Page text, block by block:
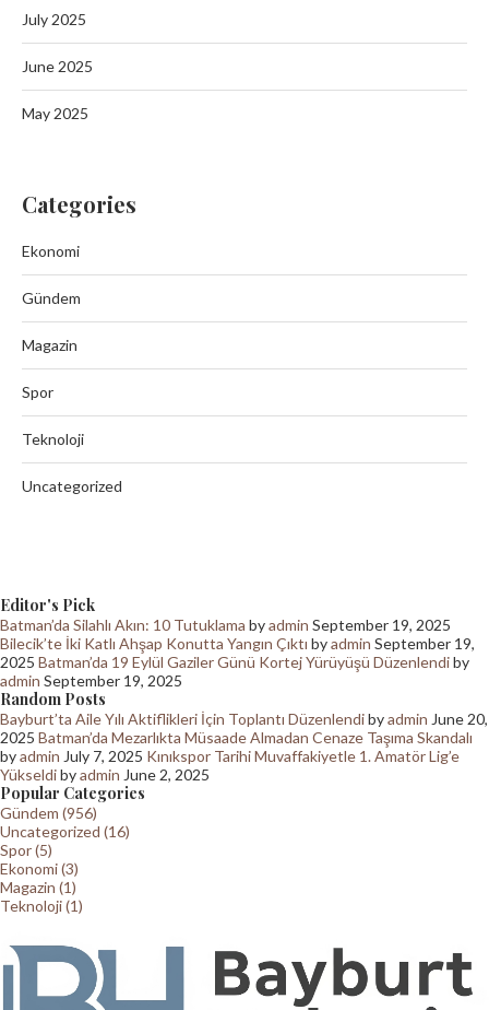
July 2025
June 2025
May 2025
Categories
Ekonomi
Gündem
Magazin
Spor
Teknoloji
Uncategorized
Editor's Pick
Batman’da Silahlı Akın: 10 Tutuklama byadmin September 19, 2025
Bilecik’te İki Katlı Ahşap Konutta Yangın Çıktı byadmin September 19,
2025 Batman’da 19 Eylül Gaziler Günü Kortej Yürüyüşü Düzenlendiby
admin September 19, 2025
Random Posts
Bayburt’ta Aile Yılı Aktiflikleri İçin Toplantı Düzenlendibyadmin June 20,
2025 Batman’da Mezarlıkta Müsaade Almadan Cenaze Taşıma Skandalı
byadmin July 7, 2025 Kınıkspor Tarihi Muvaffakiyetle 1. Amatör Lig’e
Yükseldibyadmin June 2, 2025
Popular Categories
Gündem (956)
Uncategorized (16)
Spor (5)
Ekonomi (3)
Magazin (1)
Teknoloji (1)